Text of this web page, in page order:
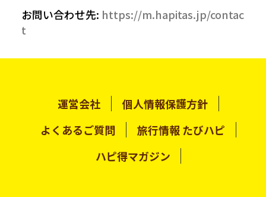
お問い合わせ先: https://m.hapitas.jp/contac
t
運営会社
個人情報保護方針
よくあるご質問
旅行情報 たびハピ
ハピ得マガジン